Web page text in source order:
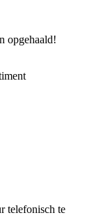
opgehaald!
telefonisch te